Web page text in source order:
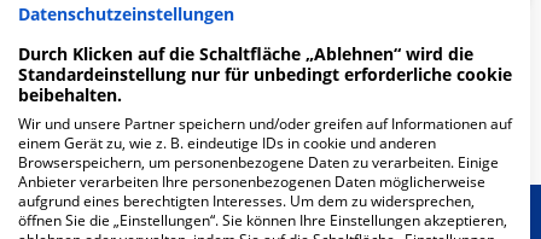
WeitereFachabteilungen 5
Mehr Informationen
Besondere Merkmale
Datenschutzeinstellungen
Durch Klicken auf die Schaltfläche „Ablehnen“ wird die
Standardeinstellung nur für unbedingt erforderliche cookie
beibehalten.
Wir und unsere Partner speichern und/oder greifen auf Informationen auf
einem Gerät zu, wie z. B. eindeutige IDs in cookie und anderen
Browserspeichern, um personenbezogene Daten zu verarbeiten. Einige
Anbieter verarbeiten Ihre personenbezogenen Daten möglicherweise
aufgrund eines berechtigten Interesses. Um dem zu widersprechen,
öffnen Sie die „Einstellungen“. Sie können Ihre Einstellungen akzeptieren,